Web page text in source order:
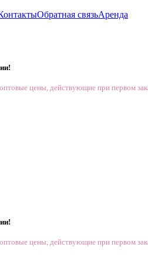
Обратная связьАренда
цены, действующие при первом
цены, действующие при первом